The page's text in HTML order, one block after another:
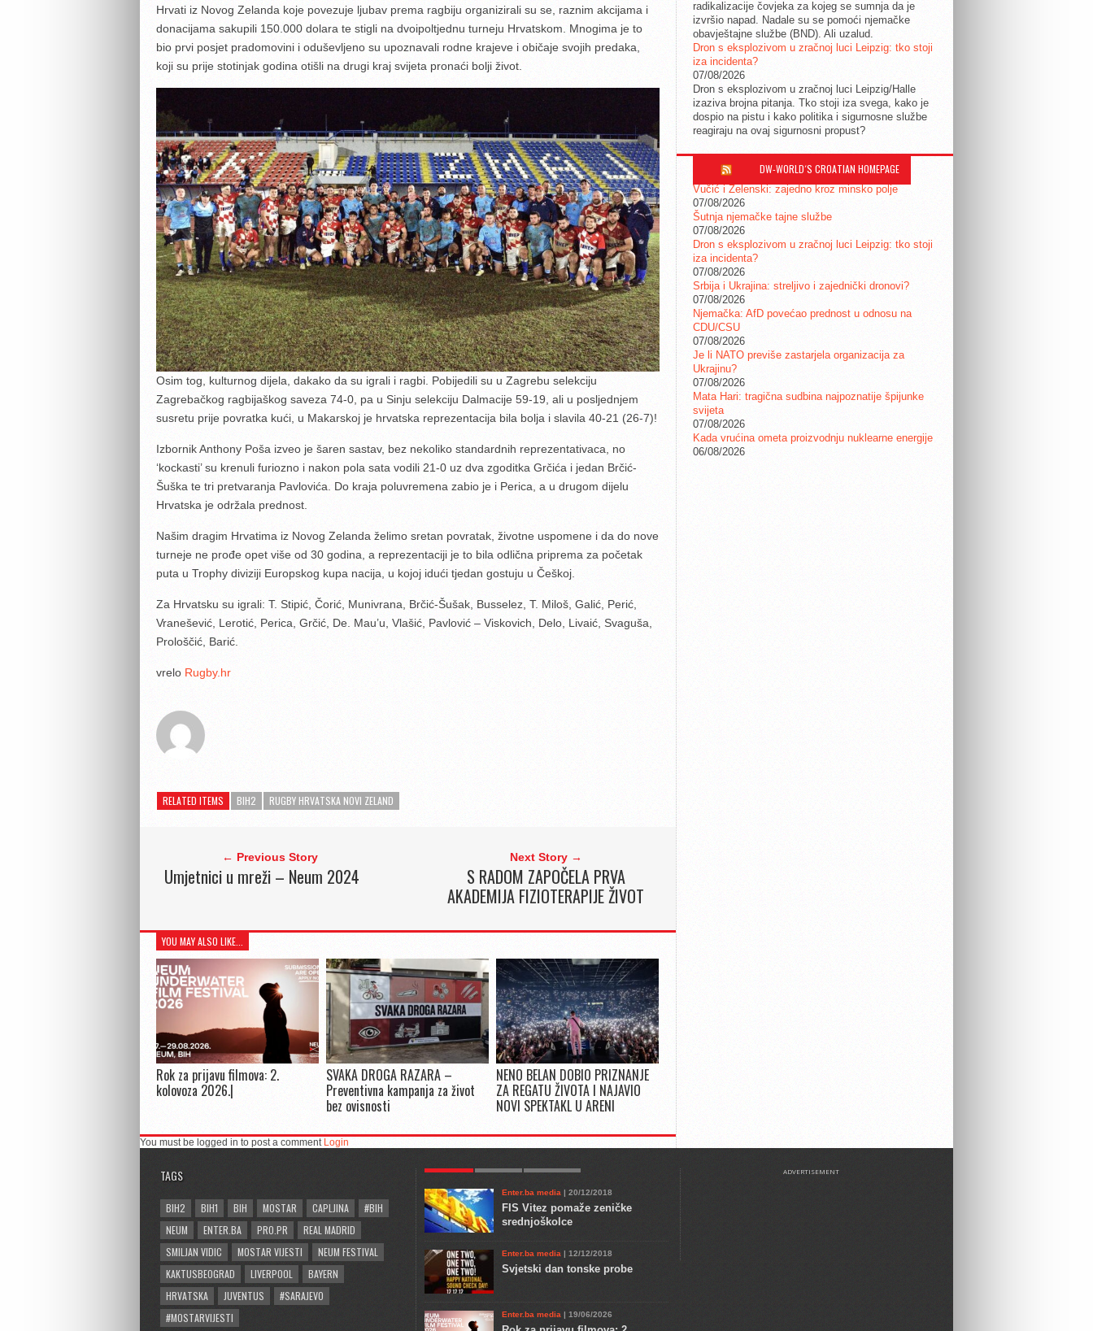
Hrvati iz Novog Zelanda koje povezuje ljubav prema ragbiju organizirali su se, raznim akcijama i
donacijama sakupili 150.000 dolara te stigli na dvoipoltjednu turneju Hrvatskom. Mnogima je to
bio prvi posjet pradomovini i oduševljeno su upoznavali rodne krajeve i običaje svojih predaka,
koji su prije stotinjak godina otišli na drugi kraj svijeta pronaći bolji život.
Osim tog, kulturnog dijela, dakako da su igrali i ragbi. Pobijedili su u Zagrebu selekciju
Zagrebačkog ragbijaškog saveza 74-0, pa u Sinju selekciju Dalmacije 59-19, ali u posljednjem
susretu prije povratka kući, u Makarskoj je hrvatska reprezentacija bila bolja i slavila 40-21 (26-7)!
Izbornik Anthony Poša izveo je šaren sastav, bez nekoliko standardnih reprezentativaca, no
‘kockasti’ su krenuli furiozno i nakon pola sata vodili 21-0 uz dva zgoditka Grčića i jedan Brčić-
Šuška te tri pretvaranja Pavlovića. Do kraja poluvremena zabio je i Perica, a u drugom dijelu
Hrvatska je održala prednost.
Našim dragim Hrvatima iz Novog Zelanda želimo sretan povratak, životne uspomene i da do nove
turneje ne prođe opet više od 30 godina, a reprezentaciji je to bila odlična priprema za početak
puta u Trophy diviziji Europskog kupa nacija, u kojoj idući tjedan gostuju u Češkoj.
Za Hrvatsku su igrali: T. Stipić, Čorić, Munivrana, Brčić-Šušak, Busselez, T. Miloš, Galić, Perić,
Vranešević, Lerotić, Perica, Grčić, De. Mau’u, Vlašić, Pavlović – Viskovich, Delo, Livaić, Svaguša,
Prološčić, Barić.
vrelo Rugby.hr
RELATED ITEMS BIH2 RUGBY HRVATSKA NOVI ZELAND
← Previous Story
Umjetnici u mreži – Neum 2024
Next Story →
S RADOM ZAPOČELA PRVA
AKADEMIJA FIZIOTERAPIJE ŽIVOT
YOU MAY ALSO LIKE...
Rok za prijavu filmova: 2.
kolovoza 2026.|
SVAKA DROGA RAZARA –
Preventivna kampanja za život
bez ovisnosti
NENO BELAN DOBIO PRIZNANJE
ZA REGATU ŽIVOTA I NAJAVIO
NOVI SPEKTAKL U ARENI
You must be logged in to post a comment Login
radikalizacije čovjeka za kojeg se sumnja da je
izvršio napad. Nadale su se pomoći njemačke
obavještajne službe (BND). Ali uzalud.
Dron s eksplozivom u zračnoj luci Leipzig: tko stoji
iza incidenta?
07/08/2026
Dron s eksplozivom u zračnoj luci Leipzig/Halle
izaziva brojna pitanja. Tko stoji iza svega, kako je
dospio na pistu i kako politika i sigurnosne službe
reagiraju na ovaj sigurnosni propust?
DW-WORLD´S CROATIAN HOMEPAGE
Vučić i Zelenski: zajedno kroz minsko polje
07/08/2026
Šutnja njemačke tajne službe
07/08/2026
Dron s eksplozivom u zračnoj luci Leipzig: tko stoji
iza incidenta?
07/08/2026
Srbija i Ukrajina: streljivo i zajednički dronovi?
07/08/2026
Njemačka: AfD povećao prednost u odnosu na
CDU/CSU
07/08/2026
Je li NATO previše zastarjela organizacija za
Ukrajinu?
07/08/2026
Mata Hari: tragična sudbina najpoznatije špijunke
svijeta
07/08/2026
Kada vrućina ometa proizvodnju nuklearne energije
06/08/2026
TAGS
BIH2 BIH1 BIH MOSTAR CAPLJINA
#BIH
NEUM
ENTER.BA PRO.PR
REAL MADRID
SMILJAN VIDIC
MOSTAR VIJESTI
NEUM FESTIVAL
KAKTUSBEOGRAD
LIVERPOOL
BAYERN
HRVATSKA
JUVENTUS
#SARAJEVO
#MOSTARVIJESTI
Enter.ba media | 20/12/2018
FIS Vitez pomaže zeničke
srednjoškolce
Enter.ba media | 12/12/2018
Svjetski dan tonske probe
Enter.ba media | 19/06/2026
ADVERTISEMENT